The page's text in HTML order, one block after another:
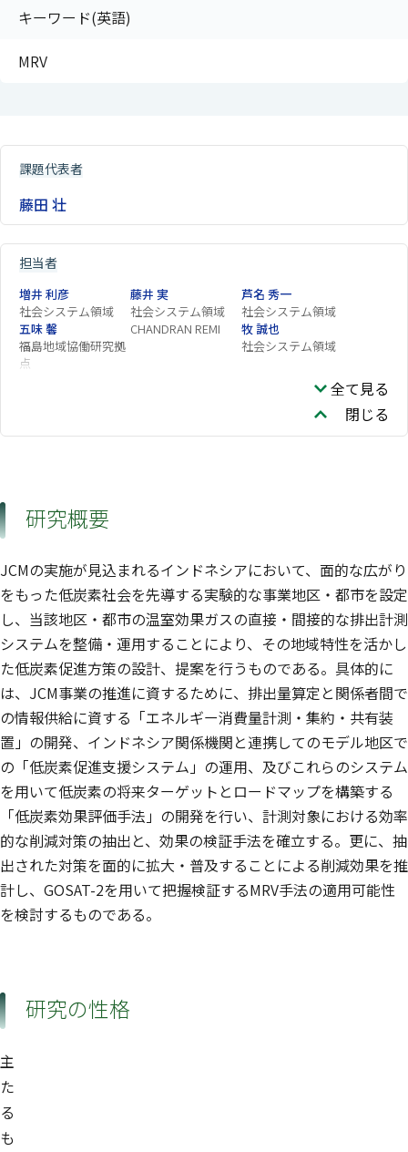
キーワード(英語)
MRV
課題代表者
藤田 壮
担当者
増井 利彦
社会システム領域
藤井 実
社会システム領域
芦名 秀一
社会システム領域
五味 馨
福島地域協働研究拠
点
CHANDRAN REMI
牧 誠也
社会システム領域
全て見る
閉じる
研究概要
JCMの実施が見込まれるインドネシアにおいて、面的な広がり
をもった低炭素社会を先導する実験的な事業地区・都市を設定
し、当該地区・都市の温室効果ガスの直接・間接的な排出計測
システムを整備・運用することにより、その地域特性を活かし
た低炭素促進方策の設計、提案を行うものである。具体的に
は、JCM事業の推進に資するために、排出量算定と関係者間で
の情報供給に資する「エネルギー消費量計測・集約・共有装
置」の開発、インドネシア関係機関と連携してのモデル地区で
の「低炭素促進支援システム」の運用、及びこれらのシステム
を用いて低炭素の将来ターゲットとロードマップを構築する
「低炭素効果評価手法」の開発を行い、計測対象における効率
的な削減対策の抽出と、効果の検証手法を確立する。更に、抽
出された対策を面的に拡大・普及することによる削減効果を推
計し、GOSAT-2を用いて把握検証するMRV手法の適用可能性
を検討するものである。
研究の性格
主
た
る
も